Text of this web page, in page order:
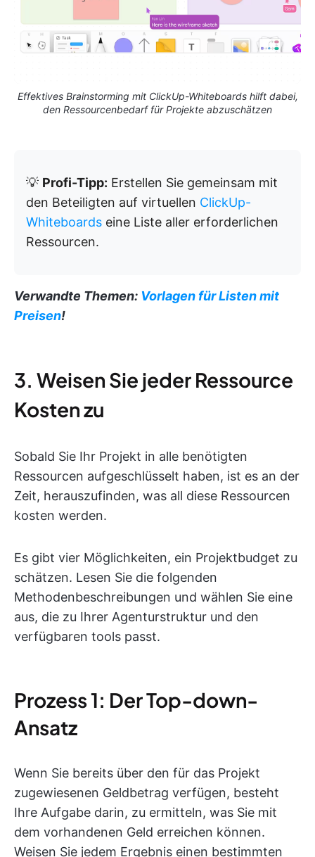
Effektives Brainstorming mit ClickUp-Whiteboards hilft dabei,
den Ressourcenbedarf für Projekte abzuschätzen
💡 Profi-Tipp: Erstellen Sie gemeinsam mit
den Beteiligten auf virtuellen ClickUp-
Whiteboards eine Liste aller erforderlichen
Ressourcen.
Verwandte Themen: Vorlagen für Listen mit
Preisen!
3. Weisen Sie jeder Ressource
Kosten zu
Sobald Sie Ihr Projekt in alle benötigten
Ressourcen aufgeschlüsselt haben, ist es an der
Zeit, herauszufinden, was all diese Ressourcen
kosten werden.
Es gibt vier Möglichkeiten, ein Projektbudget zu
schätzen. Lesen Sie die folgenden
Methodenbeschreibungen und wählen Sie eine
aus, die zu Ihrer Agenturstruktur und den
verfügbaren tools passt.
Prozess 1: Der Top-down-
Ansatz
Wenn Sie bereits über den für das Projekt
zugewiesenen Geldbetrag verfügen, besteht
Ihre Aufgabe darin, zu ermitteln, was Sie mit
dem vorhandenen Geld erreichen können.
Weisen Sie jedem Ergebnis einen bestimmten